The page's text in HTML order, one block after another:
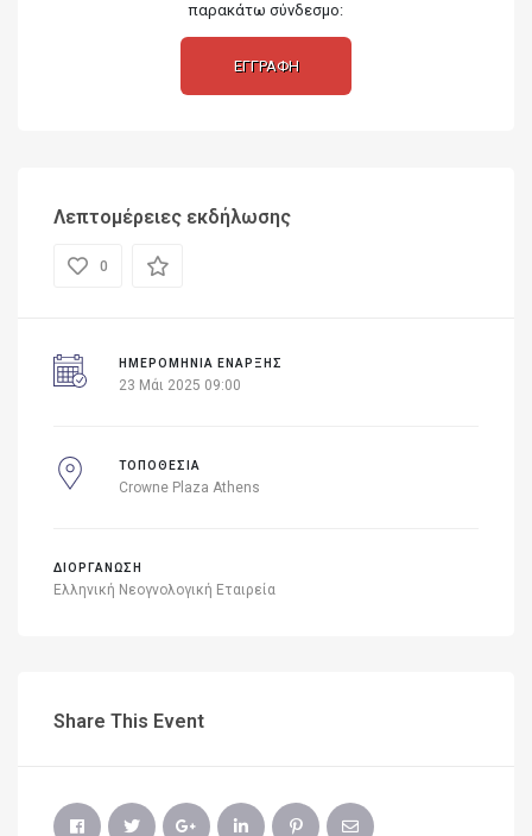
παρακάτω σύνδεσμο:
ΕΓΓΡΑΦΗ
Λεπτομέρειες εκδήλωσης
0
ΗΜΕΡΟΜΗΝΊΑ ΈΝΑΡΞΗΣ
23 Μάι 2025 09:00
ΤΟΠΟΘΕΣΙΑ
Crowne Plaza Athens
ΔΙΟΡΓΑΝΩΣΗ
Ελληνική Νεογνολογική Εταιρεία
Share This Event